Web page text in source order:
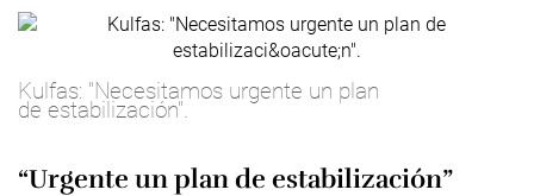
Kulfas: "Necesitamos urgente un plan
de estabilización".
“Urgente un plan de estabilización”